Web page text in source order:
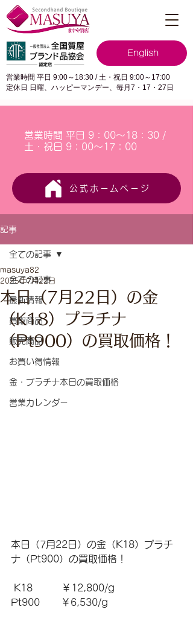
English
営業時間 平日 9:00～18:30 / 土・祝日 9:00～17:00
定休日 日曜、ハッピーマンデー、毎月7・17・27日
営業時間 平日 9：00～18：30 /
土・祝日 9：00～17：00
公式ホームページ
記事
全ての記事
最新情報
買取商品
販売商品
お買い得情報
金・プラチナ本日の買取価格
営業カレンダー
全ての記事
本日（7月22日）の金
（K18）プラチナ
（Pt900）の買取価格！
masuya82
2025年7月22日
本日（7月22日）の金（K18）プラチ
ナ（Pt900）の買取価格！
K18　　　￥12,800/g
Pt900       ￥6,530/g